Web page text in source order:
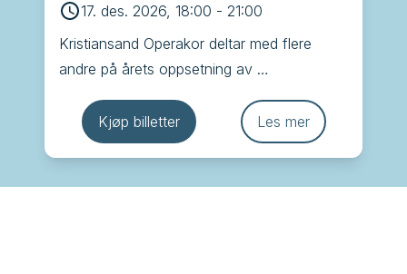
17. des. 2026, 18:00 - 21:00
Kristiansand Operakor deltar med flere
andre på årets oppsetning av
tradisjon i Kilden, der ord og musikk minner
oss om julens egentlige budskap.
Kjøp billetter Les mer